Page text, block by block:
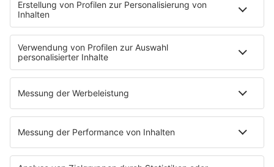
Streams
Album der Woche
News
Highlights
Charts
EVENTS
Kontakt
Newsletter